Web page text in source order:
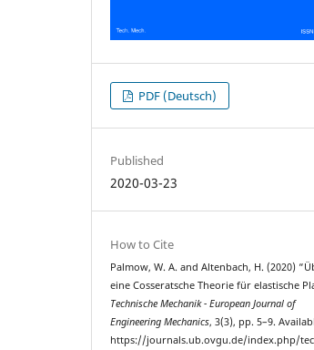
PDF (Deutsch)
Published
2020-03-23
How to Cite
Palmow, W. A. and Altenbach, H. (2020)
eine Cosseratsche Theorie für elastische
Technische Mechanik - European Journal of
Engineering Mechanics, 3(3), pp. 5–9.
https://journals.ub.ovgu.de/index.php/